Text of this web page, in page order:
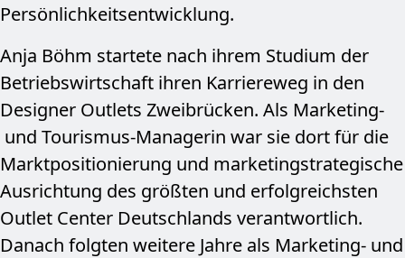
Persönlich­keitsentwicklung.
Anja Böhm startete nach ihrem Studium der
Betriebs­wirtschaft ihren Karriereweg in den
Designer Outlets Zweibrücken. Als Marketing-
und Tourismus-Managerin war sie dort für die
Marktpositionierung und marketing­strategische
Ausrichtung des größten und erfolgreichsten
Outlet Center Deutschlands verantwortlich.
Danach folgten weitere Jahre als Marketing- und